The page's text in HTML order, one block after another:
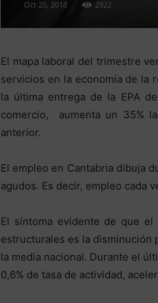
Oct 25, 2018 2922
El mapa laboral del trimestre
servicios en la economía de la
la última entrega de la EPA
comercio, aumenta un 35%
anterior.
El empleo en Cantabria dibuja
agudos. Es decir, empleo cada
El síntoma evidente de que
estructurales es la disminución
la media nacional. Durante el
0,6% de tasa de actividad,